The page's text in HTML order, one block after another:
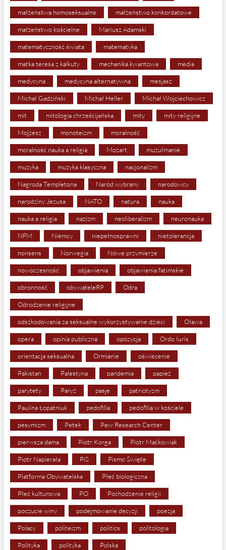
małżeństwa homoseksualne małżeństwo konkordatowe
małżeństwo kościelne Mariusz Adamski
matematyczność świata matematyka
matka teresa z kalkuty mechanika kwantowa media
medycyna medycyna alternatywna mesjasz
Michał Gadziński Michał Heller Michał Wojciechowicz
mit mitologia chrześcijańska mity mity religijne
Mojżesz monoteizm moralność
moralność nauka a religia Mozart muzułmanie
muzyka muzyka klasyczna nacjonalizm
Nagroda Templetona Naród wybrany narodowcy
narodziny Jezusa NATO natura nauka
nauka a religia nazizm neoliberalizm neuronauka
NFM Niemcy niepełnosprawni nietolerancja
nonsens Norwegia Nowe przymierze
nowoczesność objawienia objawienia fatimskie
obronność obywateleRP Odra
Odrodzenie religijne
odszkodowania za seksualne wykorzystywanie dzieci Oława
opera opinia publiczna opozycja Ordo Iuris
orientacja seksualna Ormianie oświecenie
Pakistan Palestyna pandemia papież
parytety Paryż pasje patriotyzm
Paulina Łopatniuk pedofilia pedofilia w kościele
pesymizm Petek Pew Research Center
pierwsza dama Piotr Korga Piotr Maćkowiak
Piotr Napierała PiS Pismo Święte
Platforma Obywatelska Płeć biologiczna
Płeć kulturowa PO Pochodzenie religii
poczucie winy podejmowanie decyzji poezja
Polacy politeizm politics politologia
Polityka polityka Polska